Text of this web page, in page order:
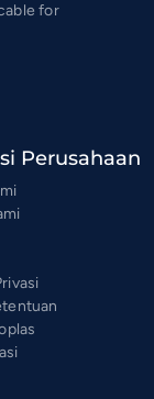
for
Perusahaan